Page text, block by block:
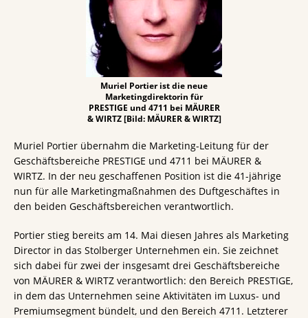
Muriel Portier ist die neue
Marketingdirektorin für
PRESTIGE und 4711 bei MÄURER
& WIRTZ [Bild: MÄURER & WIRTZ]
Muriel Portier übernahm die Marketing-Leitung für der
Geschäftsbereiche PRESTIGE und 4711 bei MÄURER &
WIRTZ. In der neu geschaffenen Position ist die 41-jährige
nun für alle Marketingmaßnahmen des Duftgeschäftes in
den beiden Geschäftsbereichen verantwortlich.
Portier stieg bereits am 14. Mai diesen Jahres als Marketing
Director in das Stolberger Unternehmen ein. Sie zeichnet
sich dabei für zwei der insgesamt drei Geschäftsbereiche
von MÄURER & WIRTZ verantwortlich: den Bereich PRESTIGE,
in dem das Unternehmen seine Aktivitäten im Luxus- und
Premiumsegment bündelt, und den Bereich 4711. Letzterer